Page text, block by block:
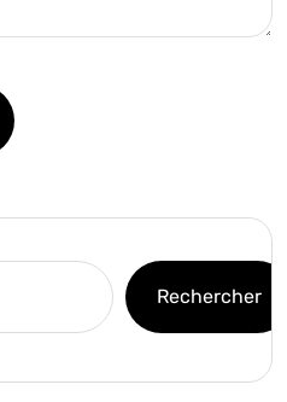
Rechercher